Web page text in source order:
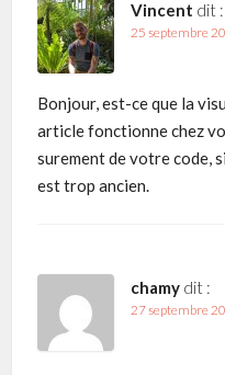
Vincent dit :
25 septembre
Bonjour, est-ce que la
article fonctionne chez
surement de votre code,
est trop ancien.
chamy dit :
27 septembre